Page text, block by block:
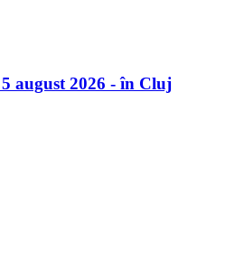
august 2026 - în Cluj